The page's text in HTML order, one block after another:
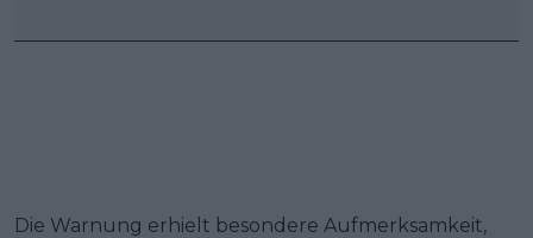
Die Warnung erhielt besondere Aufmerksamkeit,